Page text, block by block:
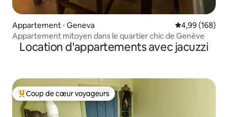
Appartement ⋅ Geneva Évaluation
4,99 (168)
Appartement mitoyen dans le quartier chic de Genève
Location d'appartements avec jacuzzi
Coups de cœur voyageurs les plus appréciés
Coup de cœur voyageurs